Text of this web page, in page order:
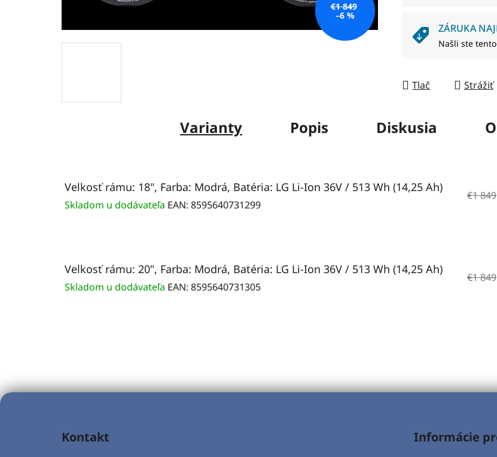
ZÁRUKA
Našli ste
Tlač Strážiť
€1 849
–6 %
Varianty Popis Diskusia
Velkosť rámu: 18", Farba: Modrá, Batéria: LG Li-Ion 36V / 513 Wh (14,25 Ah)
Skladom u dodávateľa EAN: 8595640731299
€1 849
Velkosť rámu: 20", Farba: Modrá, Batéria: LG Li-Ion 36V / 513 Wh (14,25 Ah)
Skladom u dodávateľa EAN: 8595640731305
€1 849
Kontakt Informácie